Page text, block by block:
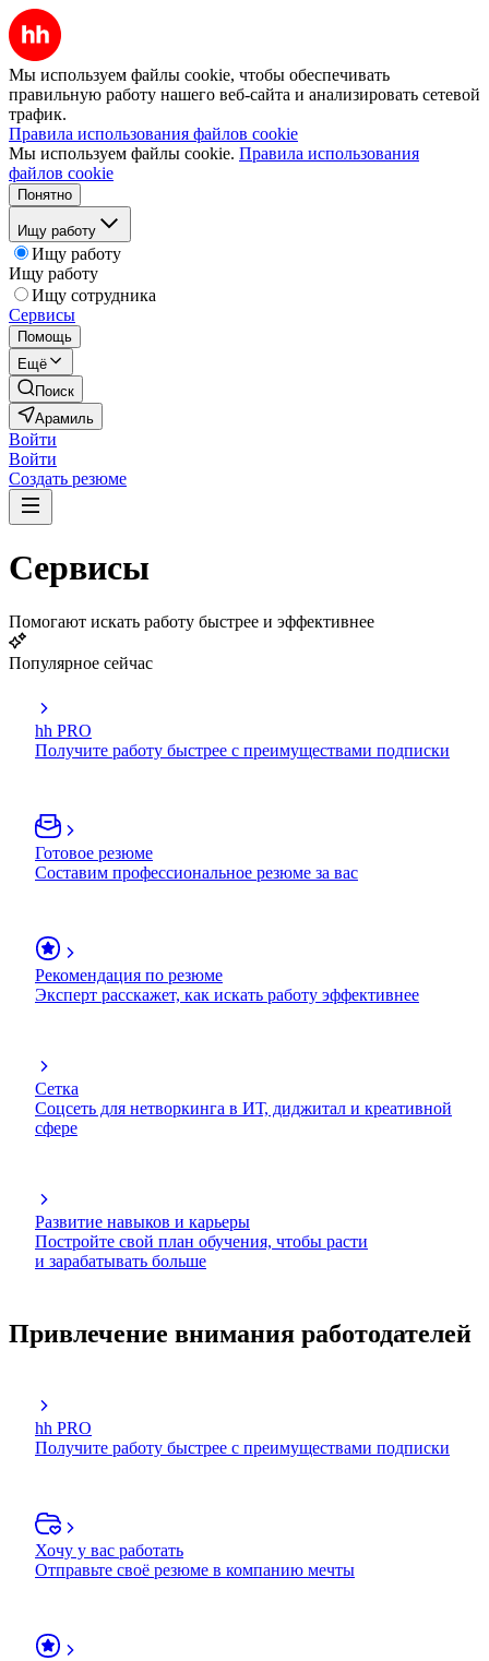
Мы используем файлы cookie, чтобы обеспечивать
правильную работу нашего веб-сайта и анализировать сетевой
трафик.
Правила использования файлов cookie
Мы используем файлы cookie. Правила использования
файлов cookie
Понятно
Ищу работу
Ищу работу
Ищу работу
Ищу сотрудника
Сервисы
Помощь
Ещё
Поиск
Арамиль
Войти
Войти
Создать резюме
Сервисы
Помогают искать работу быстрее и эффективнее
Популярное сейчас
hh PRO
Получите работу быстрее с преимуществами подписки
Готовое резюме
Составим профессиональное резюме за вас
Рекомендация по резюме
Эксперт расскажет, как искать работу эффективнее
Сетка
Соцсеть для нетворкинга в ИТ, диджитал и креативной
сфере
Развитие навыков и карьеры
Постройте свой план обучения, чтобы расти
и зарабатывать больше
Привлечение внимания работодателей
hh PRO
Получите работу быстрее с преимуществами подписки
Хочу у вас работать
Отправьте своё резюме в компанию мечты